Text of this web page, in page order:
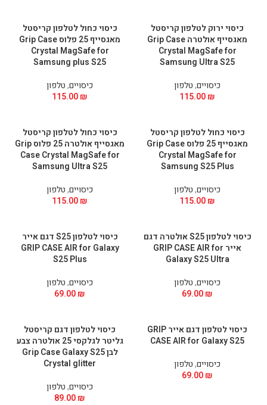
כיסוי ירוק לטלפון קריסטל
מאגסייף אולטרה Grip Case
Crystal MagSafe for
Samsung Ultra S25
כיסויים,טלפון
115.00₪
כיסוי כחול לטלפון קריסטל
מאגסייף 25 פלוס Grip Case
Crystal MagSafe for
Samsung plus S25
כיסויים,טלפון
115.00₪
כיסוי כחול לטלפון קריסטל
מאגסייף 25 פלוס Grip Case
Crystal MagSafe for
Samsung S25 Plus
כיסויים,טלפון
115.00₪
כיסוי כחול לטלפון קריסטל
מאגסייף אולטרה 25 פלוס Grip
Case Crystal MagSafe for
Samsung Ultra S25
כיסויים,טלפון
115.00₪
כיסוי לטלפון S25 אולטרה דגם
אייר GRIP CASE AIR for
Galaxy S25 Ultra
כיסויים,טלפון
69.00₪
כיסוי לטלפון S25 דגם אייר
GRIP CASE AIR for Galaxy
S25 Plus
כיסויים,טלפון
69.00₪
כיסוי לטלפון דגם אייר GRIP
CASE AIR for Galaxy S25
כיסויים,טלפון
69.00₪
כיסוי לטלפון דגם קריסטל
גליטר לגלקסי 25 אולטרה צבע
לבן Grip Case Galaxy S25
Crystal glitter
כיסויים,טלפון
89.00₪